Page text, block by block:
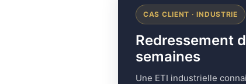
CAS CLIENT · INDUSTRIE
Redressement
semaines
Une ETI industrielle